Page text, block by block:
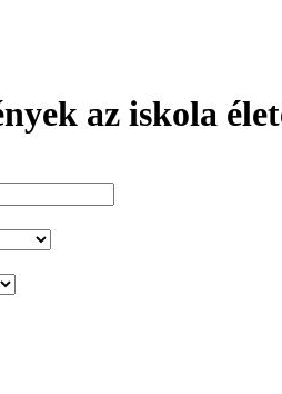
az iskola